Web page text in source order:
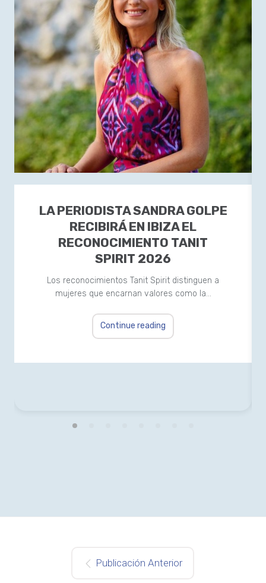
LA PERIODISTA SANDRA GOLPE
RECIBIRÁ EN IBIZA EL
RECONOCIMIENTO TANIT
SPIRIT 2026
Los reconocimientos Tanit Spirit distinguen a
mujeres que encarnan valores como la…
Continue reading
Publicación Anterior